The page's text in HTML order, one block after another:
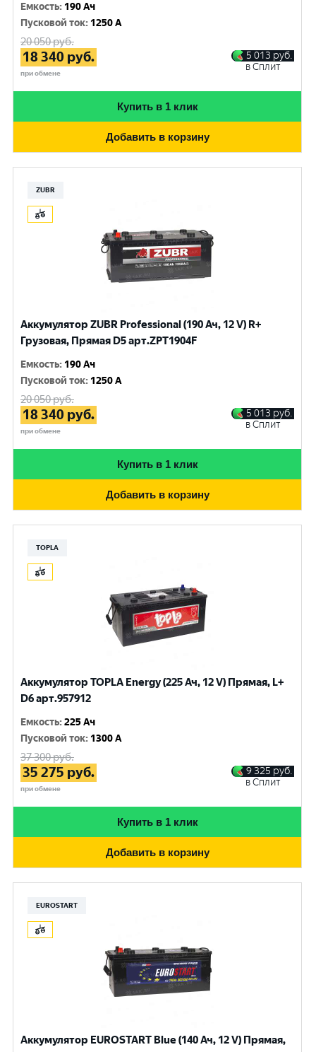
Емкость: 190 Ач
Пусковой ток: 1250 A
20 050руб.
18 340 руб.
при обмене
5 013 руб.
в Сплит
Купить в 1 клик
Добавить в корзину
ZUBR
Аккумулятор ZUBR Professional (190 Ач, 12 V) R+
Грузовая, Прямая D5 арт.ZPT1904F
Емкость: 190 Ач
Пусковой ток: 1250 A
20 050руб.
18 340 руб.
при обмене
5 013 руб.
в Сплит
Купить в 1 клик
Добавить в корзину
TOPLA
Аккумулятор TOPLA Energy (225 Ач, 12 V) Прямая, L+
D6 арт.957912
Емкость:225 Ач
Пусковой ток: 1300 A
37 300руб.
35 275 руб.
при обмене
9 325 руб.
в Сплит
Купить в 1 клик
Добавить в корзину
EUROSTART
Аккумулятор EUROSTART Blue (140 Ач, 12 V) Прямая,